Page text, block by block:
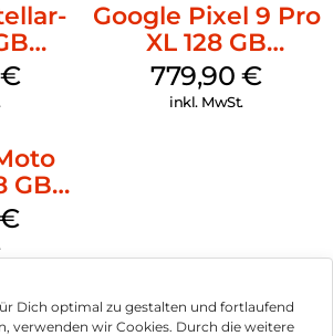
Dich optimal zu gestalten und fortlaufend
verwenden wir Cookies. Durch die weitere
€
Google Pixel 9 Pro
XL 128 GB
Obsidian
779,90€
inkl. MwSt.
GB
€